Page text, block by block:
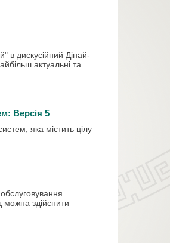
в дискусійний Дінай-
актуальні та
Версія 5
яка містить цілу
обслуговування
можна здійснити